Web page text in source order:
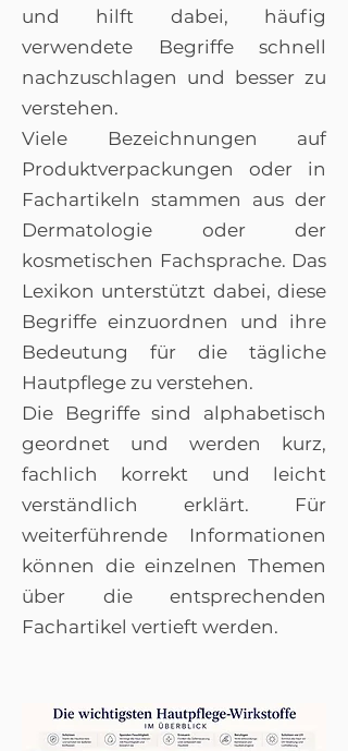
und hilft dabei, häufig
verwendete Begriffe schnell
nachzuschlagen und besser zu
verstehen.
Viele Bezeichnungen auf
Produktverpackungen oder in
Fachartikeln stammen aus der
Dermatologie oder der
kosmetischen Fachsprache. Das
Lexikon unterstützt dabei, diese
Begriffe einzuordnen und ihre
Bedeutung für die tägliche
Hautpflege zu verstehen.
Die Begriffe sind alphabetisch
geordnet und werden kurz,
fachlich korrekt und leicht
verständlich erklärt. Für
weiterführende Informationen
können die einzelnen Themen
über die entsprechenden
Fachartikel vertieft werden.